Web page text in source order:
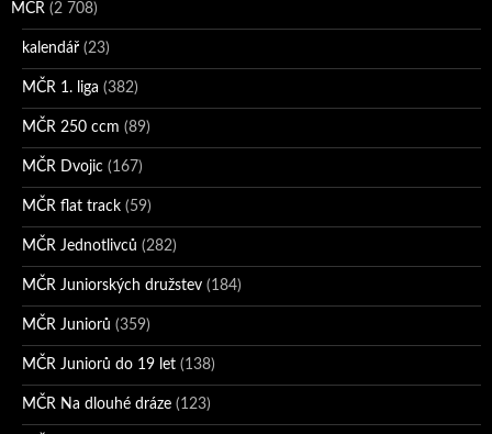
MČR (2 708)
kalendář (23)
MČR 1. liga (382)
MČR 250 ccm (89)
MČR Dvojic (167)
MČR flat track (59)
MČR Jednotlivců (282)
MČR Juniorských družstev (184)
MČR Juniorů (359)
MČR Juniorů do 19 let (138)
MČR Na dlouhé dráze (123)